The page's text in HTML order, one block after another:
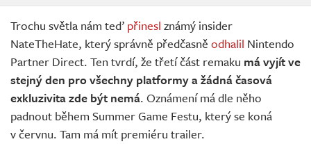
Trochu světla nám teď přinesl známý insider
NateTheHate, který správně předčasně odhalil Nintendo
Partner Direct. Ten tvrdí, že třetí část remaku má vyjít ve
stejný den pro všechny platformy a žádná časová
exkluzivita zde být nemá. Oznámení má dle něho
padnout během Summer Game Festu, který se koná
v červnu. Tam má mít premiéru trailer.